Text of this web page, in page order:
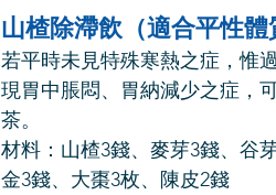
山楂除滯飲（適合平性體
若平時未見特殊寒熱之症，惟
現胃中脹悶、胃納減少之症，
茶。
材料：山楂3錢、麥芽3錢、谷
金3錢、大棗3枚、陳皮2錢